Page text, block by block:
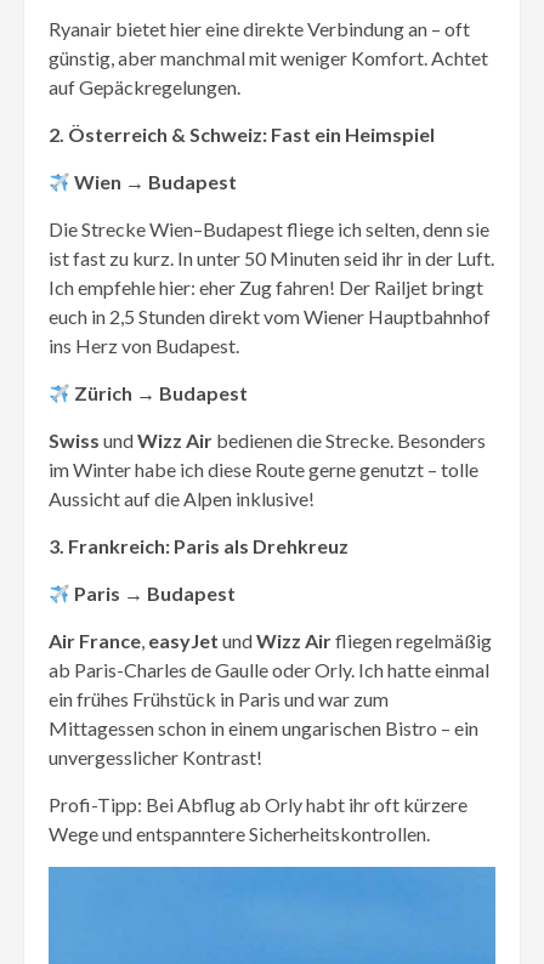
Ryanair bietet hier eine direkte Verbindung an – oft
günstig, aber manchmal mit weniger Komfort. Achtet
auf Gepäckregelungen.
2. Österreich & Schweiz: Fast ein Heimspiel
Wien → Budapest
Die Strecke Wien–Budapest fliege ich selten, denn sie
ist fast zu kurz. In unter 50 Minuten seid ihr in der Luft.
Ich empfehle hier: eher Zug fahren! Der Railjet bringt
euch in 2,5 Stunden direkt vom Wiener Hauptbahnhof
ins Herz von Budapest.
Zürich → Budapest
Swiss undWizz Air bedienen die Strecke. Besonders
im Winter habe ich diese Route gerne genutzt – tolle
Aussicht auf die Alpen inklusive!
3. Frankreich: Paris als Drehkreuz
Paris → Budapest
Air France, easyJet undWizz Airfliegen regelmäßig
ab Paris-Charles de Gaulle oder Orly. Ich hatte einmal
ein frühes Frühstück in Paris und war zum
Mittagessen schon in einem ungarischen Bistro – ein
unvergesslicher Kontrast!
Profi-Tipp: Bei Abflug ab Orly habt ihr oft kürzere
Wege und entspanntere Sicherheitskontrollen.